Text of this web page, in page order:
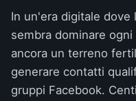
In un'era digitale dove
sembra dominare
ancora un terreno
generare contatti
gruppi Facebook.